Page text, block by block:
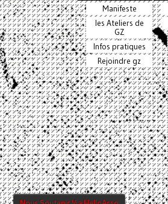
Manifeste
les Ateliers de
GZ
Infos pratiques
Rejoindre gz